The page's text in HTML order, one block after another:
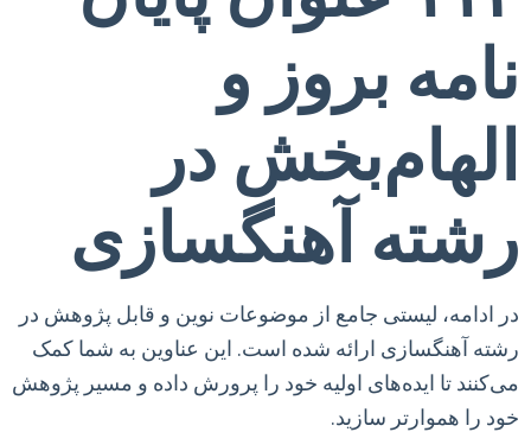
نامه بروز و
الهام‌بخش در
رشته آهنگسازی
در ادامه، لیستی جامع از موضوعات نوین و قابل پژوهش در
رشته آهنگسازی ارائه شده است. این عناوین به شما کمک
می‌کنند تا ایده‌های اولیه خود را پرورش داده و مسیر پژوهش
خود را هموارتر سازید.